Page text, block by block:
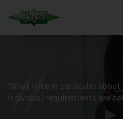
‘What I like in particular
individual requirements are